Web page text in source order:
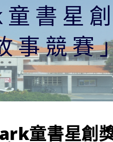
書星
事競賽
童書星創